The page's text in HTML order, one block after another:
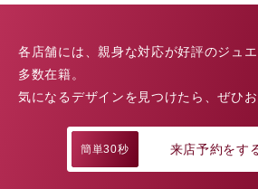
各店舗には、親身な対応が好評のジュ
多数在籍。
気になるデザインを見つけたら、ぜひお
簡単30秒 来店予約をす